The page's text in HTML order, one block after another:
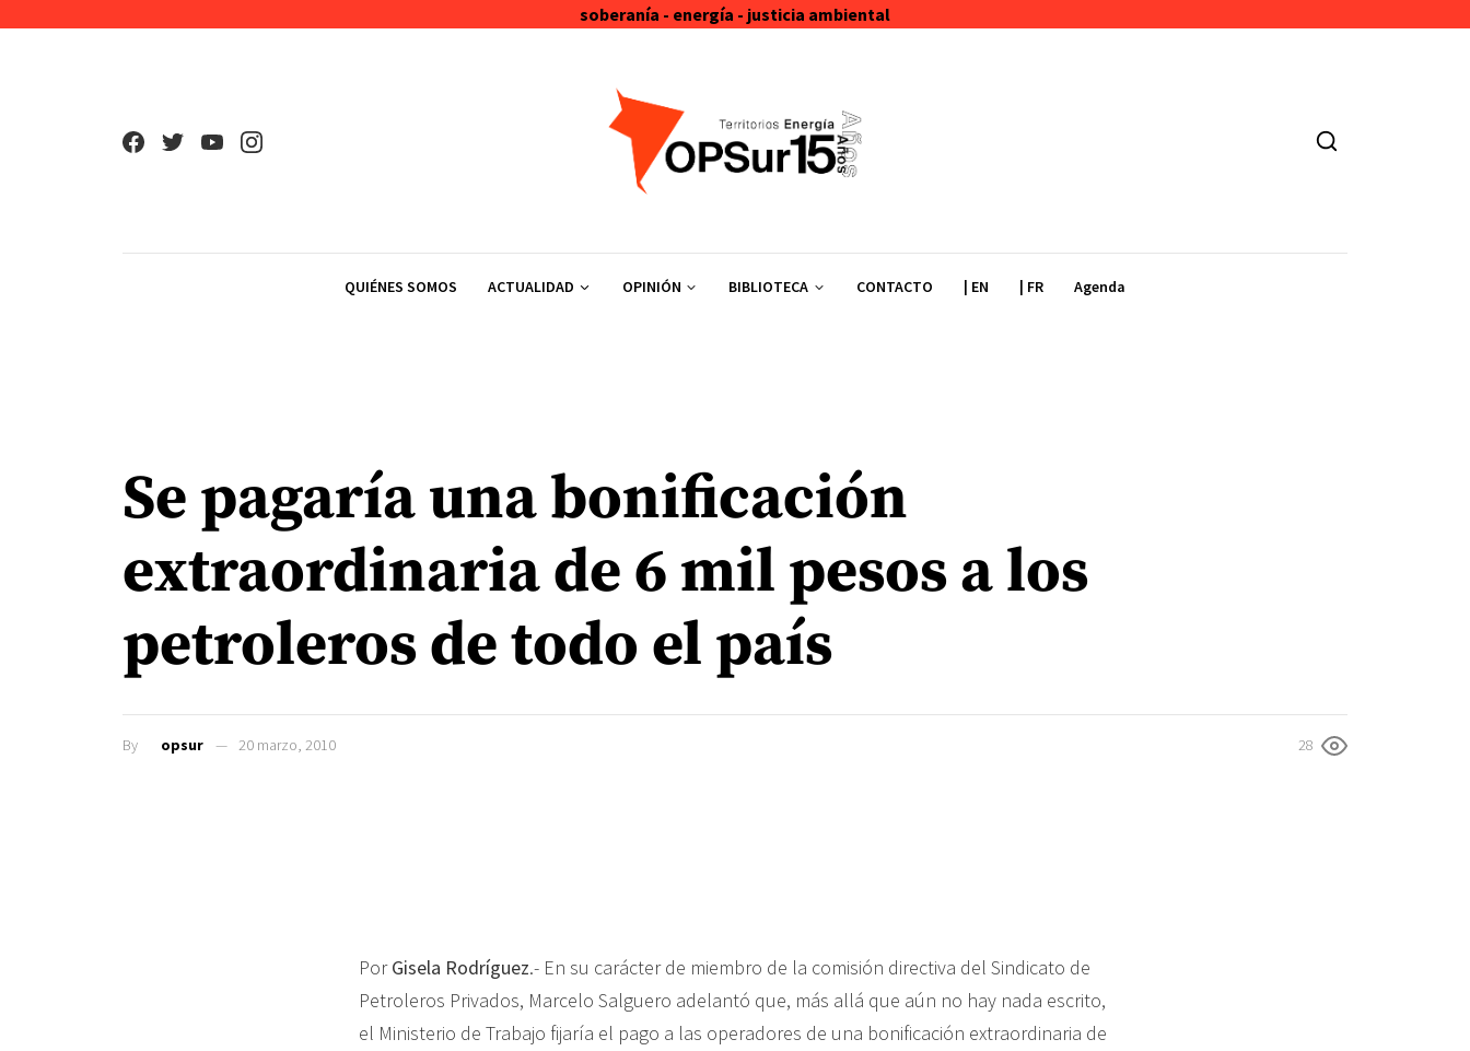
soberanía - energía - justicia ambiental
QUIÉNES SOMOS ACTUALIDAD OPINIÓN BIBLIOTECA CONTACTO | EN | FR Agenda
Se pagaría una bonificación
extraordinaria de 6 mil pesos a los
petroleros de todo el país
By opsur 20 marzo, 2010 28
PorGisela Rodríguez.- En su carácter de miembro de la comisión directiva del Sindicato de
Petroleros Privados, Marcelo Salguero adelantó que, más allá que aún no hay nada escrito,
el Ministerio de Trabajo fijaría el pago a las operadores de una bonificación extraordinaria de